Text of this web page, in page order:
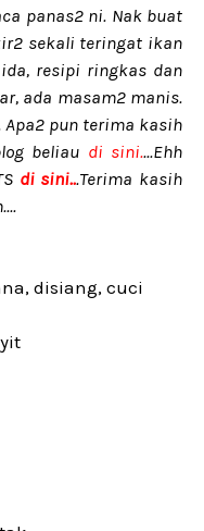
panas2 ni. Nak buat
sekali teringat ikan
resipi ringkas dan
ada masam2 manis.
Apa2 pun terima kasih
beliau di sini....Ehh
di sini...Terima kasih
disiang, cuci